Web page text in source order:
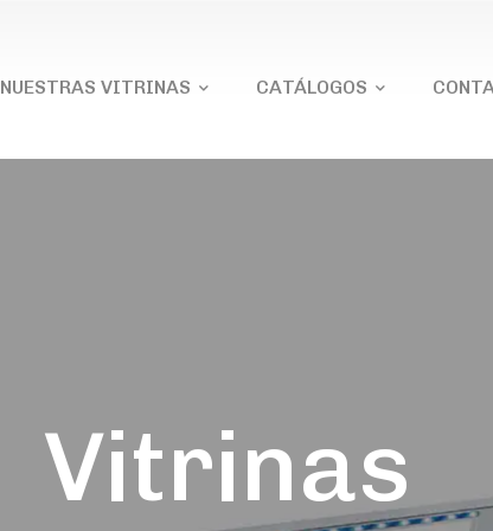
NUESTRAS VITRINAS CATÁLOGOS
Vitrinas